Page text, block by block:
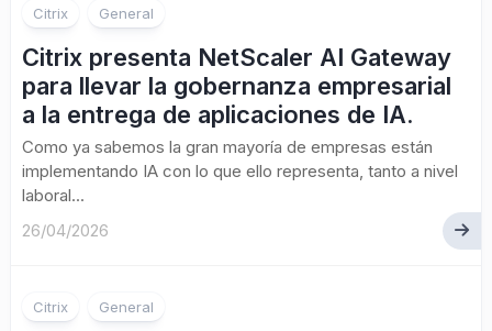
Citrix General
Citrix presenta NetScaler AI Gateway
para llevar la gobernanza empresarial
a la entrega de aplicaciones de IA.
Como ya sabemos la gran mayoría de empresas están
implementando IA con lo que ello representa, tanto a nivel
laboral...
26/04/2026
Citrix General